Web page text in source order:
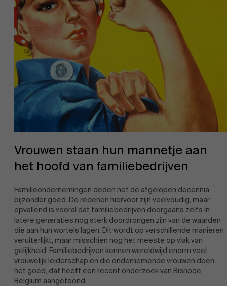
Vrouwen staan hun mannetje aan
het hoofd van familiebedrijven
Familieondernemingen deden het de afgelopen decennia
bijzonder goed. De redenen hiervoor zijn veelvoudig, maar
opvallend is vooral dat familiebedrijven doorgaans zelfs in
latere generaties nog sterk doordrongen zijn van de waarden
die aan hun wortels lagen. Dit wordt op verschillende manieren
veruiterlijkt, maar misschien nog het meeste op vlak van
gelijkheid. Familiebedrijven kennen wereldwijd enorm veel
vrouwelijk leiderschap en die ondernemende vrouwen doen
het goed, dat heeft een recent onderzoek van Bisnode
Belgium aangetoond.